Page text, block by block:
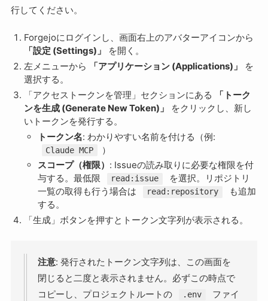
行してください。
Forgejoにログインし、画面右上のアバターアイコンから
「設定 (Settings)」
を開く。
左メニューから
「アプリケーション (Applications)」
を
選択する。
「アクセストークンを管理」セクションにある
「トーク
ンを生成 (Generate New Token)」
をクリックし、新し
いトークンを発行する。
トークン名: わかりやすい名前を付ける（例:
Claude MCP
）
スコープ（権限） : Issueの読み取りに必要な権限を付
与する。最低限
read:issue
を選択。リポジトリ
一覧の取得も行う場合は
read:repository
も追加
する。
「生成」ボタンを押すとトークン文字列が表示される。
注意: 発行されたトークン文字列は、この画面を
閉じると二度と表示されません。必ずこの時点で
コピーし、プロジェクトルートの
.env
ファイ